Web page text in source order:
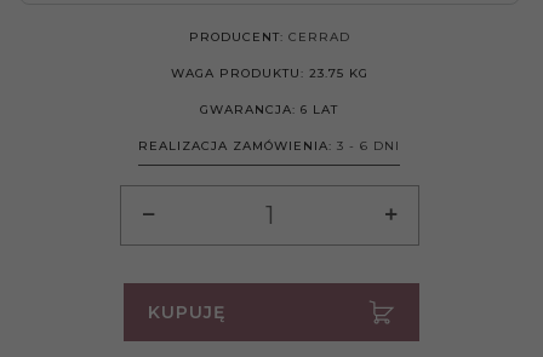
PRODUCENT: CERRAD
WAGA PRODUKTU: 23.75 KG
GWARANCJA:6 LAT
REALIZACJA ZAMÓWIENIA:3 - 6 DNI
KUPUJĘ